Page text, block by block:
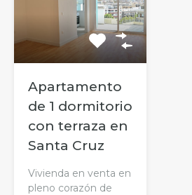
Apartamento
de 1 dormitorio
con terraza en
Santa Cruz
Vivienda en venta en
pleno corazón de